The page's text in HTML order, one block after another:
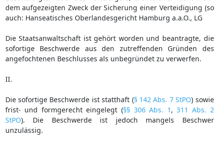
dem aufgezeigten Zweck der Sicherung einer Verteidigung (so
auch: Hanseatisches Oberlandesgericht Hamburg a.a.O., LG
Die Staatsanwaltschaft ist gehört worden und beantragte, die
sofortige Beschwerde aus den zutreffenden Gründen des
angefochtenen Beschlusses als unbegründet zu verwerfen.
II.
Die sofortige Beschwerde ist statthaft (§ 142 Abs. 7 StPO) sowie
frist- und formgerecht eingelegt (§§ 306 Abs. 1 ,311 Abs. 2
StPO). Die Beschwerde ist jedoch mangels Beschwer
unzulässig.